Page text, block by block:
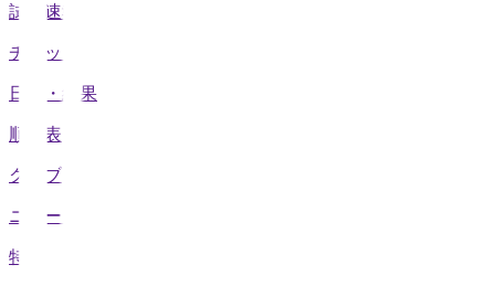
試合速報
チケット
日程・結果
順位表
クラブ
ニュース
特集